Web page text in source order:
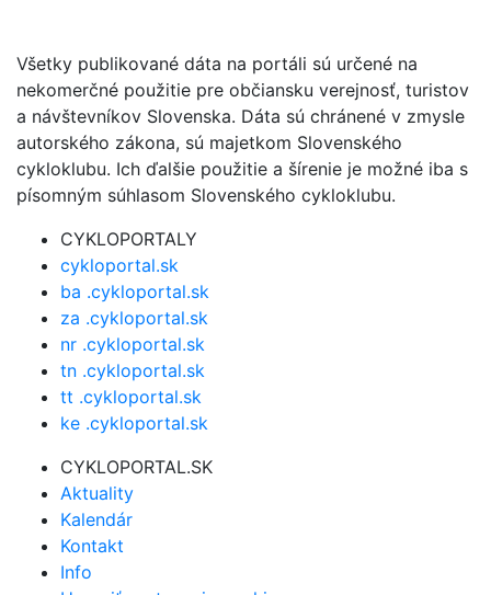
Všetky publikované dáta na portáli sú určené na
nekomerčné použitie pre občiansku verejnosť, turistov
a návštevníkov Slovenska. Dáta sú chránené v zmysle
autorského zákona, sú majetkom Slovenského
cykloklubu. Ich ďalšie použitie a šírenie je možné iba s
písomným súhlasom Slovenského cykloklubu.
CYKLOPORTALY
cykloportal.sk
ba .cykloportal.sk
za .cykloportal.sk
nr .cykloportal.sk
tn .cykloportal.sk
tt .cykloportal.sk
ke .cykloportal.sk
CYKLOPORTAL.SK
Aktuality
Kalendár
Kontakt
Info